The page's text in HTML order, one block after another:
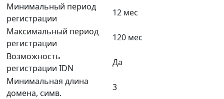
Минимальный период
регистрации
12 мес
Максимальный период
регистрации
120 мес
Возможность
регистрации IDN
Да
Минимальная длина
домена, симв.
3